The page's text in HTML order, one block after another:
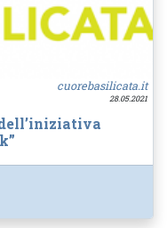
cuorebasilicata.it
28.05.2021